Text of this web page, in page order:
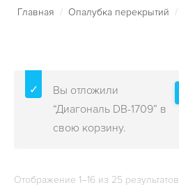
О КОМПАНИИ
АКЦИИ
ОБЪЕКТЫ
Главная Опалубка перекрытий
Вы отложили
“Диагональ DB-1709” в
свою корзину.
Отображение 1–16 из 25 результатов